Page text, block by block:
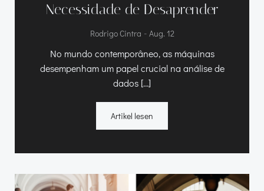
Necessidade de Desaprender
Rodrigo Cintra - Aug. 12
No mundo contemporâneo,as máquinas
desempenham um papel crucial na análise de
dados […]
Artikel lesen